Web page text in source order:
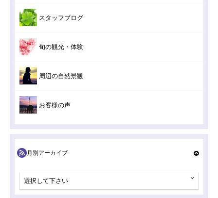
スタッフブログ
旬の観光・体験
周辺の自然景観
お客様の声
月別アーカイブ
選択して下さい